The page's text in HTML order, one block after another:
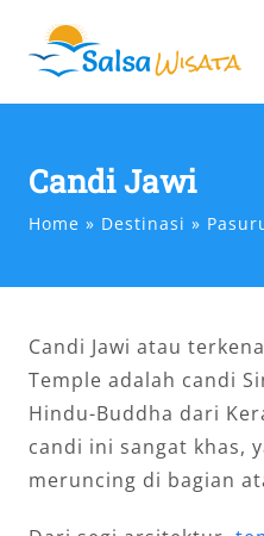
content
Candi Jawi
Home Destinasi
Candi Jawi atau
Temple adalah candi
Hindu-Buddha dari
candi ini sangat khas,
meruncing di bagian